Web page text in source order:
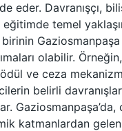
eder. Davranışçı,
eğitimde temel
olabilir.
ve ceza
belirli
Gaziosmanpaşa’da,
katmanlardan